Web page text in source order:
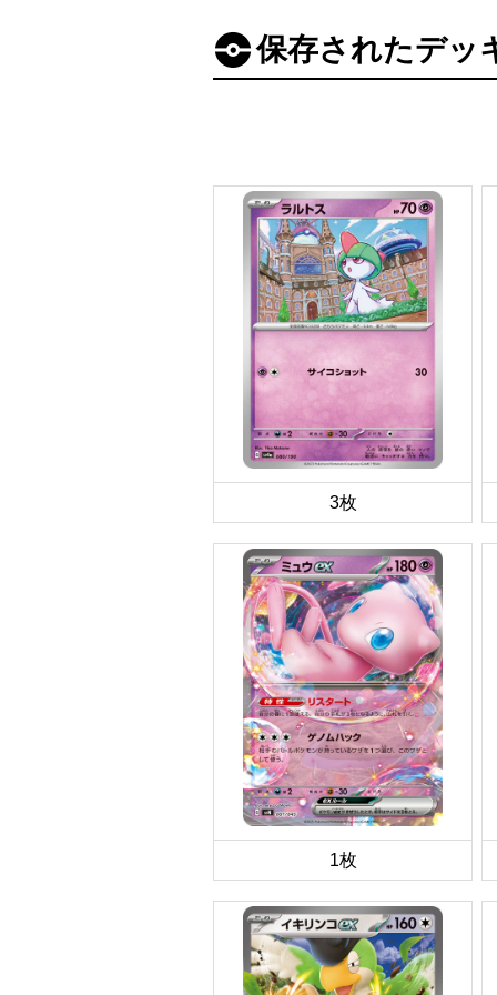
保存されたデッ
3枚
1枚